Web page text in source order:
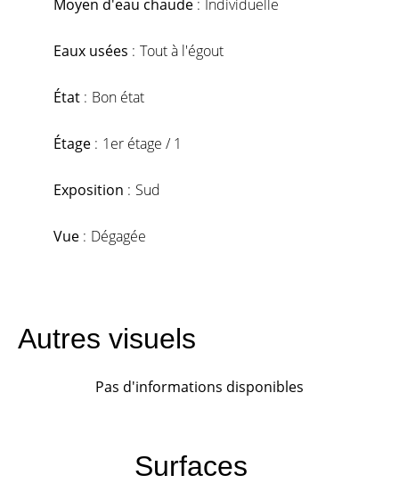
Moyen d'eau chaude Individuelle
Eaux usées Tout à l'égout
État Bon état
Étage 1er étage / 1
Exposition Sud
Vue Dégagée
Autres visuels
Pas d'informations disponibles
Surfaces